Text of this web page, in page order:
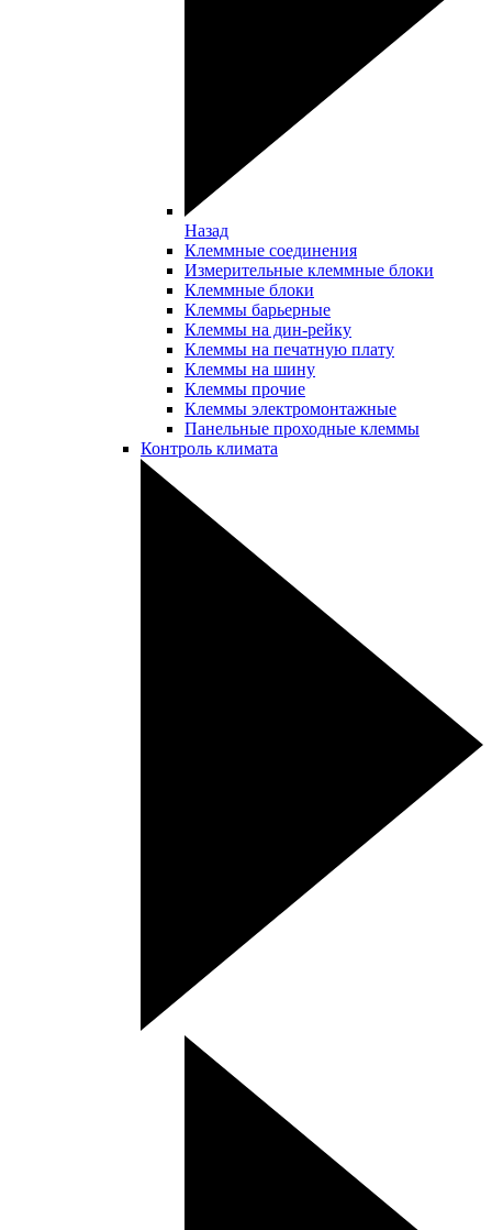
Назад
Клеммные соединения
Измерительные клеммные блоки
Клеммные блоки
Клеммы барьерные
Клеммы на дин-рейку
Клеммы на печатную плату
Клеммы на шину
Клеммы прочие
Клеммы электромонтажные
Панельные проходные клеммы
Контроль климата